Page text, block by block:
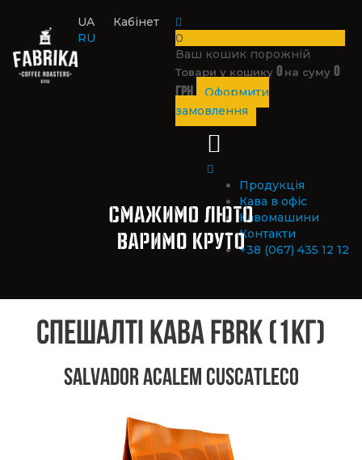
UA
RU
Кабінет
0
Ваш кошик порожній
Товари у кошику0 на суму0
грн
Оформити
замовлення
Продукція
Кава в офіс
Кавомашини
Контакти
+38 (067) 435 12 12
Спешалті кава FBRK (1кг)
Salvador Acalem Cuscatleco